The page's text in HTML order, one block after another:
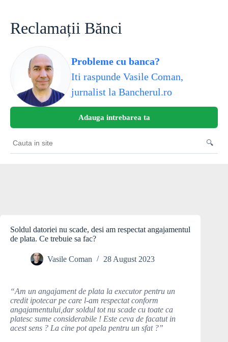
contentReclamații Bănci
Probleme cu banca?
Iti raspunde Vasile Coman,
jurnalist la Bancherul.ro
Adauga intrebarea ta
Cauta
in
🔍
Soldul datoriei nu scade, desi am respectat angajamentul
de plata. Ce trebuie sa fac?
Vasile Coman 28 August 2023
“Am un angajament de plata la executor pentru un
credit ipotecar pe care l-am respectat conform
angajamentului,dar soldul tot nu scade cu toate ca
platesc sume considerabile ! Este ceva de facatut in
acest sens ? La cine pot apela pentru un sfat ?”